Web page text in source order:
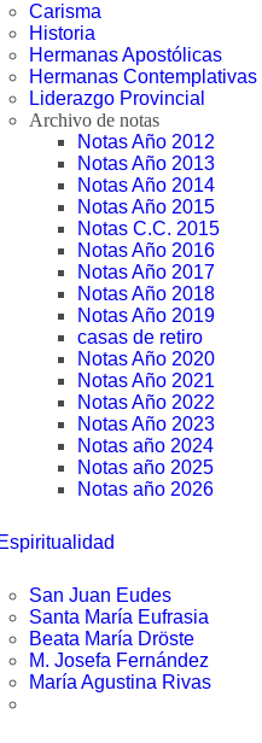
Carisma
Historia
Hermanas Apostólicas
Hermanas Contemplativas
Liderazgo Provincial
Archivo de notas
Notas Año 2012
Notas Año 2013
Notas Año 2014
Notas Año 2015
Notas C.C. 2015
Notas Año 2016
Notas Año 2017
Notas Año 2018
Notas Año 2019
casas de retiro
Notas Año 2020
Notas Año 2021
Notas Año 2022
Notas Año 2023
Notas año 2024
Notas año 2025
Notas año 2026
Espiritualidad
San Juan Eudes
Santa María Eufrasia
Beata María Dröste
M. Josefa Fernández
María Agustina Rivas